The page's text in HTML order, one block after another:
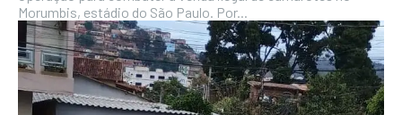
Morumbis, estádio do São Paulo. Por...